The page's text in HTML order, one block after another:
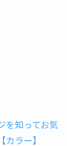
を知ってお気
ラー】